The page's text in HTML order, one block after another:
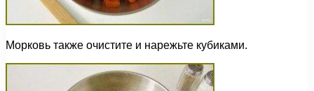
Морковь также очистите и нарежьте кубиками.